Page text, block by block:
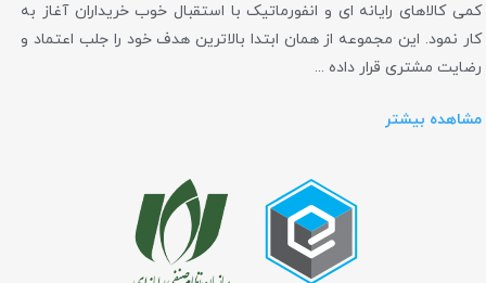
کمی کالاهای رایانه ای و انفورماتیک با استقبال خوب خریداران آغاز به
کار نمود. این مجموعه از همان ابتدا بالاترین هدف خود را جلب اعتماد و
رضایت مشتری قرار داده ...
مشاهده بیشتر